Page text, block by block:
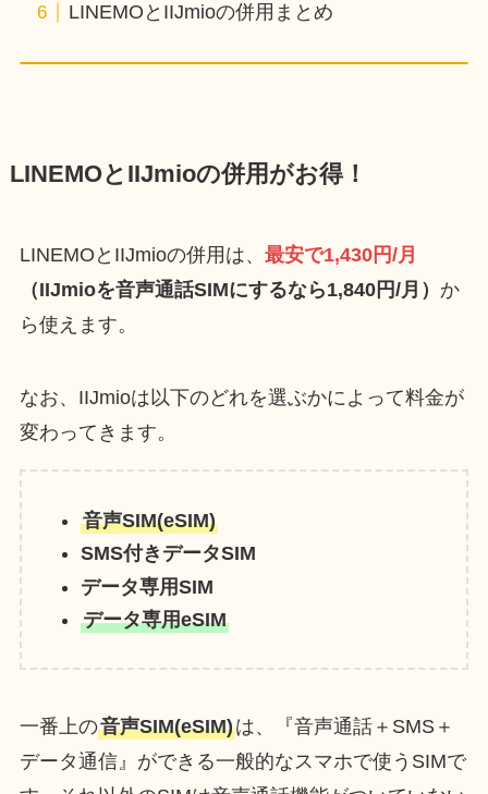
LINEMOとIIJmioの併用まとめ
LINEMOとIIJmioの併用がお得！
LINEMOとIIJmioの併用は、 最安で1,430円/月
（IIJmioを音声通話SIMにするなら1,840円/月） か
ら使えます。
なお、IIJmioは以下のどれを選ぶかによって料金が
変わってきます。
音声SIM(eSIM)
SMS付きデータSIM
データ専用SIM
データ専用eSIM
一番上の音声SIM(eSIM)は、『音声通話＋SMS＋
データ通信』ができる一般的なスマホで使うSIMで